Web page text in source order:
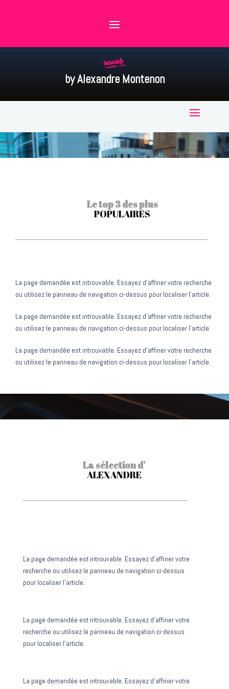
by Alexandre Montenon
Le top 3 des plus
POPULAIRES
La page demandée est introuvable. Essayez d'affiner votre recherche
ou utilisez le panneau de navigation ci-dessus pour localiser l'article.
La page demandée est introuvable. Essayez d'affiner votre recherche
ou utilisez le panneau de navigation ci-dessus pour localiser l'article.
La page demandée est introuvable. Essayez d'affiner votre recherche
ou utilisez le panneau de navigation ci-dessus pour localiser l'article.
La sélection d’
ALEXANDRE
La page demandée est introuvable. Essayez d'affiner votre
recherche ou utilisez le panneau de navigation ci-dessus
pour localiser l'article.
La page demandée est introuvable. Essayez d'affiner votre
recherche ou utilisez le panneau de navigation ci-dessus
pour localiser l'article.
La page demandée est introuvable. Essayez d'affiner votre